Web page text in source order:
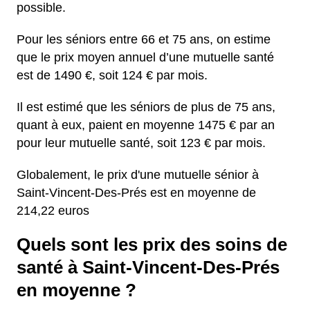
possible.
Pour les séniors entre 66 et 75 ans, on estime
que le prix moyen annuel d’une mutuelle santé
est de 1490 €, soit 124 € par mois.
Il est estimé que les séniors de plus de 75 ans,
quant à eux, paient en moyenne 1475 € par an
pour leur mutuelle santé, soit 123 € par mois.
Globalement, le prix d'une mutuelle sénior à
Saint-Vincent-Des-Prés est en moyenne de
214,22 euros
Quels sont les prix des soins de
santé à Saint-Vincent-Des-Prés
en moyenne ?